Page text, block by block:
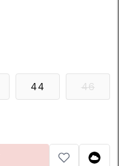
44 46